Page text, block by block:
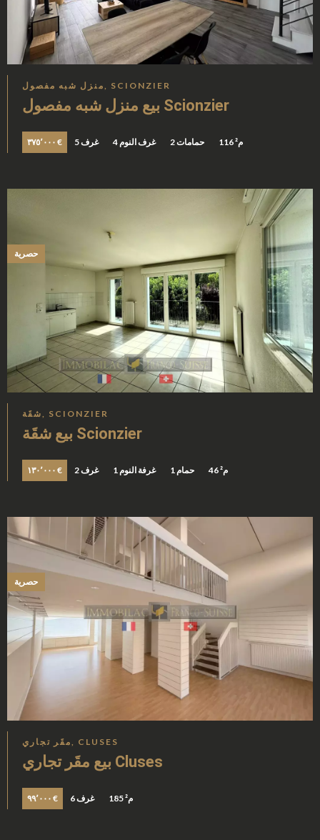
منزل شبه مفصول, SCIONZIER
بيع منزل شبه مفصول Scionzier
٣٧٥٬٠٠٠ € 5 غرف 4 غرف النوم 2 حمامات 116 م²
شقَة, SCIONZIER
بيع شقَة Scionzier
١٣٠٬٠٠٠ € 2 غرف 1 غرفة النوم 1 حمام 46 م²
حصرية
مقَر تجاري, CLUSES
بيع مقَر تجاري Cluses
٩٩٬٠٠٠ € 6 غرف 185 م²
حصرية